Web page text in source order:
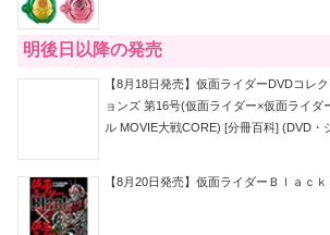
明後日以降の発売
【8月18日発売】仮面ライダーDVDコレ
ョンズ 第16号(仮面ライダー×仮面ライダ
ル MOVIE大戦CORE) [分冊百科] (DVD・
【8月20日発売】仮面ライダーＢｌａ